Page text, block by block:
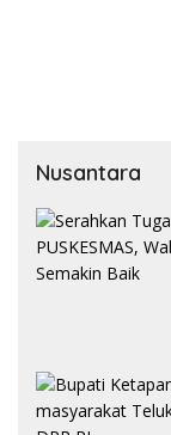
Nusantara